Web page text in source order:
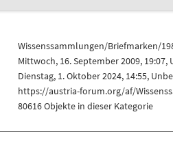
Wissenssammlungen/Briefmarken/
Mittwoch, 16. September 2009, 19:07,
Dienstag, 1. Oktober 2024, 14:55,
https://austria-forum.org/af/
80616 Objekte in dieser Kategorie